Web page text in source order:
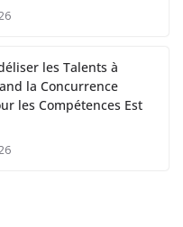
les Talents à
la Concurrence
les Compétences Est